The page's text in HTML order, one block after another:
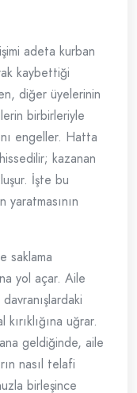
adeta kurban
kaybettiği
diğer üyelerinin
birbirleriyle
engeller. Hatta
kazanan
İşte bu
yaratmasının
saklama
yol açar. Aile
uğrar.
geldiğinde, aile
nasıl telafi
birleşince